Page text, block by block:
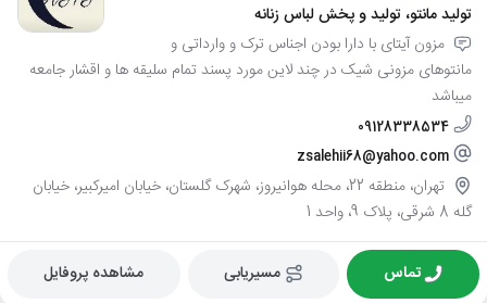
تولید مانتو، تولید و پخش لباس زنانه
مزون آیتای با دارا بودن اجناس ترک و وارداتی و
مانتوهای مزونی شیک در چند لاین مورد پسند تمام سلیقه ها و اقشار جامعه
میباشد
09128338534
zsalehii68@yahoo.com
تهران، منطقه 22، محله هوانیروز، شهرک گلستان، خیابان امیرکبیر، خیابان
گله 8 شرقی، پلاک 9، واحد 1
تماس مسیریابی مشاهده پروفایل